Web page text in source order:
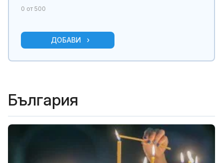
0 от 500
ДОБАВИ
България